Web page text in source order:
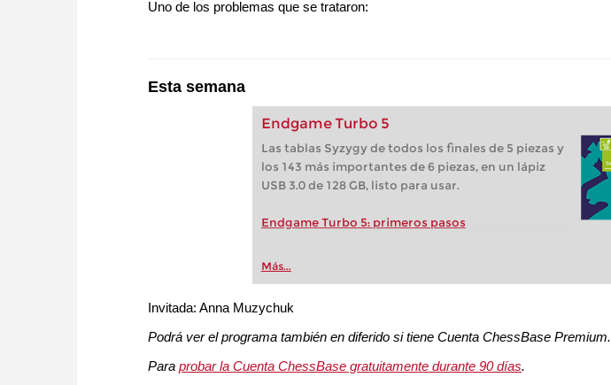
Uno de los problemas que se trataron:
Esta semana
Endgame Turbo 5
Las tablas Syzygy de todos los finales de 5 piezas y
los 143 más importantes de 6 piezas, en un lápiz
USB 3.0 de 128 GB, listo para usar.
Endgame Turbo 5: primeros pasos
Más...
Invitada: Anna Muzychuk
Podrá ver el programa también en diferido si tiene Cuenta ChessBase Premium.
Para probar la Cuenta ChessBase gratuitamente durante 90 días.